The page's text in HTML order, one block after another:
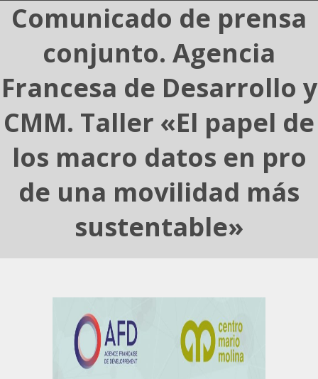
Comunicado de prensa
conjunto. Agencia
Francesa de Desarrollo y
CMM. Taller «El papel de
los macro datos en pro
de una movilidad más
sustentable»